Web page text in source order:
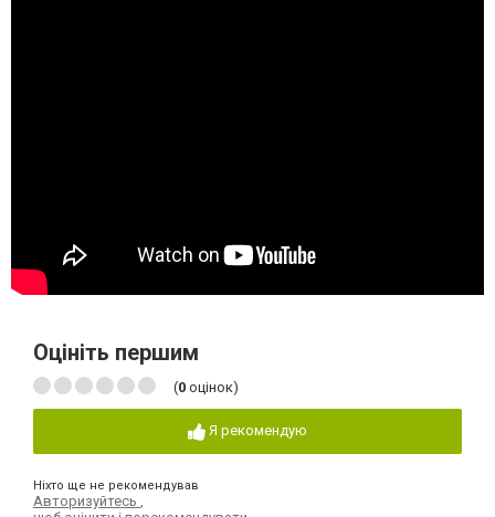
Оцініть першим
(0 оцінок)
Я рекомендую
Ніхто ще не рекомендував
Авторизуйтесь